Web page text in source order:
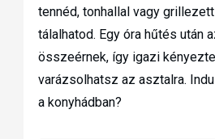
tennéd, tonhallal vagy
tálalhatod. Egy óra hűtés után
összeérnek, így igazi
varázsolhatsz az asztalra.
a konyhádban?